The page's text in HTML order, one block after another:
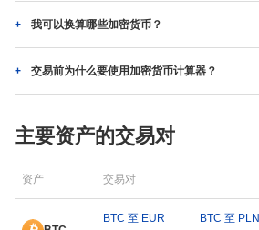
我可以换算哪些加密货币？
交易前为什么要使用加密货币计算器？
主要资产的交易对
资产 交易对
BTC 至 EUR BTC 至 PLN